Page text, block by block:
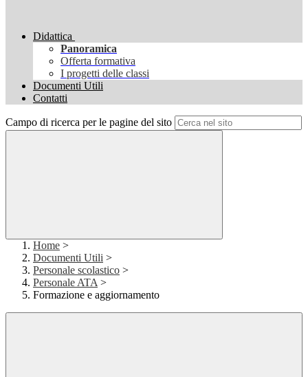
Didattica
Panoramica
Offerta formativa
I progetti delle classi
Documenti Utili
Contatti
Campo di ricerca per le pagine del sito
Home >
Documenti Utili >
Personale scolastico >
Personale ATA >
Formazione e aggiornamento